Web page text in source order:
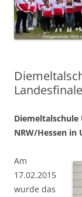
Landesfinale
Diemeltalschule
NRW/Hessen in
Am
17.02.2015
wurde das